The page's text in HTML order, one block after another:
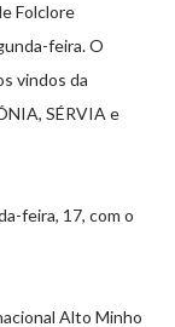
Folclore
feira. O
vindos da
SÉRVIA e
feira, 17, com o
Alto Minho